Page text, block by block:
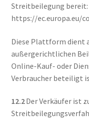
Streitbeilegung bereit:
https://ec.europa.eu/
Diese Plattform dient
außergerichtlichen
Online-Kauf- oder
Verbraucher beteiligt
12.2Der Verkäufer ist